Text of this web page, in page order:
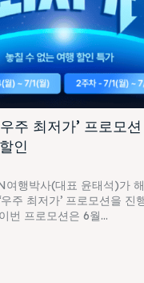
주 최저가’ 프로모
인
행박사(대표 윤태석)가
주 최저가’ 프로모션을 진
번 프로모션은 6월...